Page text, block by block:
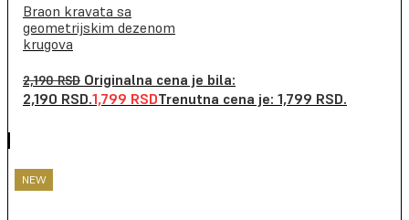
NEW
NEW
NEW
NEW
NEW
NEW
Braon kravata sa
geometrijskim dezenom
krugova
2,190RSD Originalna cena je bila:
2,190 RSD.1,799 RSDTrenutna cena je: 1,799 RSD.
NEW
NEW
NEW
NEW
NEW
NEW